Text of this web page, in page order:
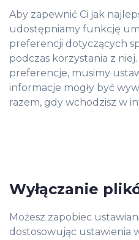
Aby zapewnić Ci jak
udostępniamy funkcję
preferencji dotyczących
podczas korzystania z
preferencje, musimy
informacje mogły być
razem, gdy wchodzisz w
Wyłączanie
Możesz zapobiec
dostosowując ustawienia